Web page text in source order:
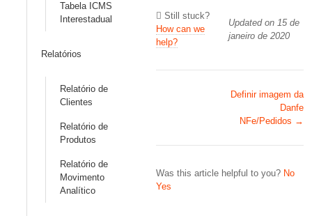
Tabela ICMS
Interestadual
Relatórios
Relatório de
Clientes
Relatório de
Produtos
Relatório de
Movimento
Analítico
Still stuck?
How can we
help?
Updated on 15 de
janeiro de 2020
Definir imagem da
Danfe
NFe/Pedidos →
Was this article helpful to you? No
Yes